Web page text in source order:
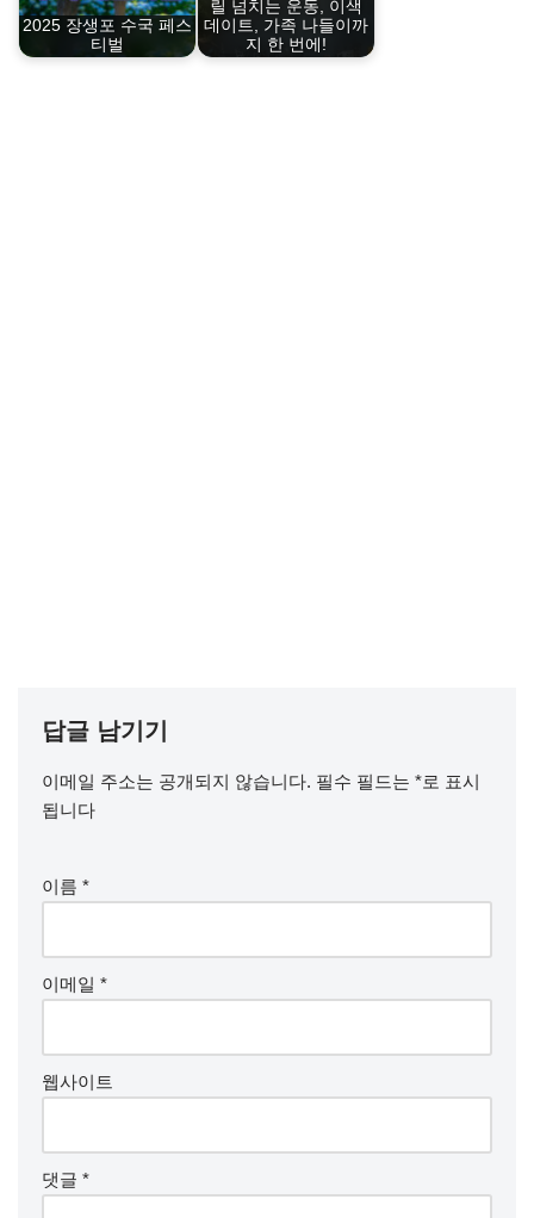
2025 장생포 수국 페스
티벌
릴 넘치는 운동, 이색
데이트, 가족 나들이까
지 한 번에!
답글 남기기
이메일 주소는 공개되지 않습니다. 필수 필드는 *로 표시
됩니다
이름 *
이메일 *
웹사이트
댓글 *